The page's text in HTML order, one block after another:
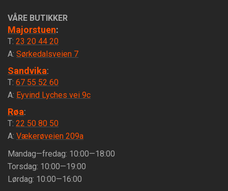
VÅRE BUTIKKER
Majorstuen:
T: 23 20 44 20
A: Sørkedalsveien 7
Sandvika:
T: 67 55 52 60
A: Eyvind Lyches vei 9c
Røa:
T: 22 50 80 50
A: Vækerøveien 209a
Mandag—fredag: 10:00—18:00
Torsdag: 10:00—19:00
Lørdag: 10:00—16:00